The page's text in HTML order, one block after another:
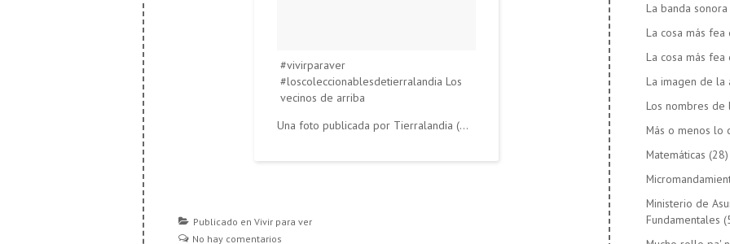
#vivirparaver
#loscoleccionablesdetierralandia Los
vecinos de arriba
Una foto publicada por Tierralandia (@tierralandia) el
20 de Ago de 2015 a la(s) 10:24
Publicado en Vivir para ver
No hay comentarios
La banda
La cosa más
La cosa más
La imagen de la
Los nombres de
Más o menos lo
Matemáticas (28)
Ministerio de
Fundamentales